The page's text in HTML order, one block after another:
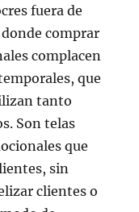
fuera de
comprar
complacen
que
tanto
Son telas
que
sin
clientes o